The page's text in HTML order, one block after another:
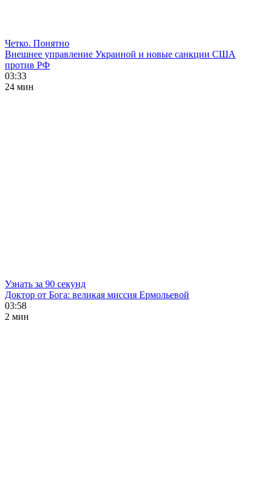
Четко. Понятно
Внешнее управление Украиной и новые санкции США
против РФ
03:33
24 мин
Узнать за 90 секунд
Доктор от Бога: великая миссия Ермольевой
03:58
2 мин